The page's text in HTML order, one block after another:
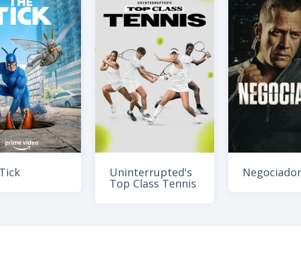
Uninterrupted's
Top Class Tennis
Negociador